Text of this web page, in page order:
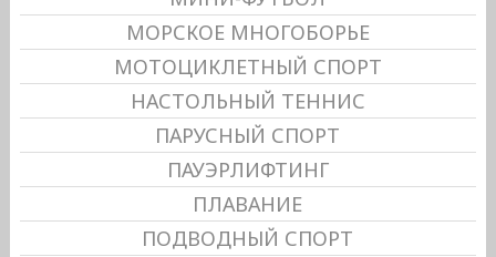
МОРСКОЕ МНОГОБОРЬЕ
МОТОЦИКЛЕТНЫЙ СПОРТ
НАСТОЛЬНЫЙ ТЕННИС
ПАРУСНЫЙ СПОРТ
ПАУЭРЛИФТИНГ
ПЛАВАНИЕ
ПОДВОДНЫЙ СПОРТ